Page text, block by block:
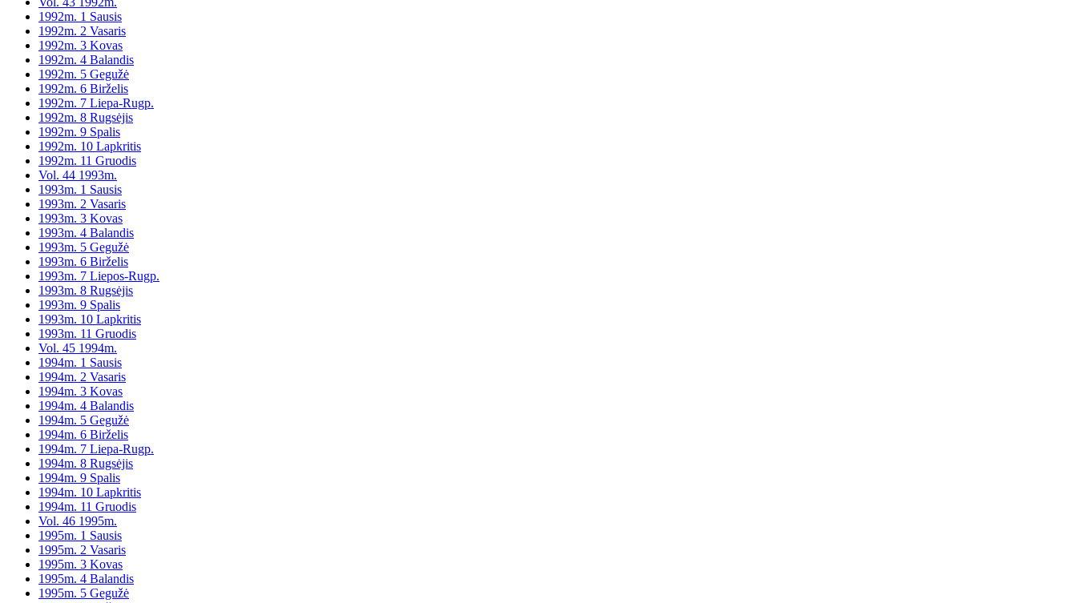
1992m. 1 Sausis
1992m. 2 Vasaris
1992m. 3 Kovas
1992m. 4 Balandis
1992m. 5 Gegužė
1992m. 6 Birželis
1992m. 7 Liepa-Rugp.
1992m. 8 Rugsėjis
1992m. 9 Spalis
1992m. 10 Lapkritis
1992m. 11 Gruodis
Vol. 44 1993m.
1993m. 1 Sausis
1993m. 2 Vasaris
1993m. 3 Kovas
1993m. 4 Balandis
1993m. 5 Gegužė
1993m. 6 Birželis
1993m. 7 Liepos-Rugp.
1993m. 8 Rugsėjis
1993m. 9 Spalis
1993m. 10 Lapkritis
1993m. 11 Gruodis
Vol. 45 1994m.
1994m. 1 Sausis
1994m. 2 Vasaris
1994m. 3 Kovas
1994m. 4 Balandis
1994m. 5 Gegužė
1994m. 6 Birželis
1994m. 7 Liepa-Rugp.
1994m. 8 Rugsėjis
1994m. 9 Spalis
1994m. 10 Lapkritis
1994m. 11 Gruodis
Vol. 46 1995m.
1995m. 1 Sausis
1995m. 2 Vasaris
1995m. 3 Kovas
1995m. 4 Balandis
1995m. 5 Gegužė